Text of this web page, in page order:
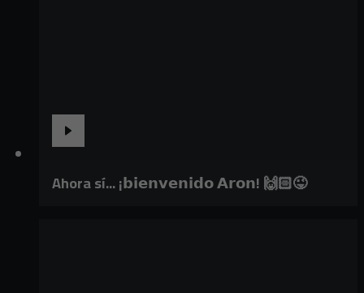
Ahora sí... ¡𝗯𝗶𝗲𝗻𝘃𝗲𝗻𝗶𝗱𝗼 𝗔𝗿𝗼𝗻! 🙌🏻😜